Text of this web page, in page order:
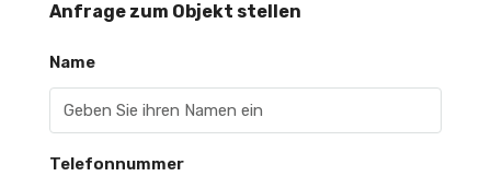
Anfrage zum Objekt stellen
Name
Telefonnummer